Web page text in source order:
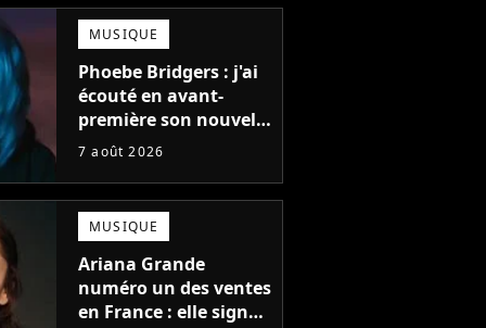
: Il a fait
la Saint-
la
Katy Perry et Orlando
Bloom fiancés : Il a fait
Valentin, elle dévoile la
bague sur Instagram.
MUSIQUE
Phoebe Bridgers : j'ai
écouté en avant-
première son nouvel
album, c'est le bijou
7 août 2026
MUSIQUE
Ariana Grande
numéro un des ventes
en France : elle signe